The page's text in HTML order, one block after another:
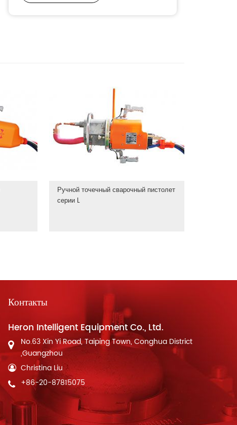
Ручной точечный сварочный пистолет
серии L
Контакты
Heron Intelligent Equipment Co., Ltd.
No.63 Xin Yi Road, Taiping Town, Conghua District
,Guangzhou
Christina Liu
+86-20-87815075